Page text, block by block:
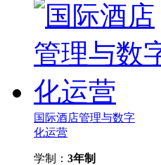
国际酒店管理与数字
化运营
学制： 3年制